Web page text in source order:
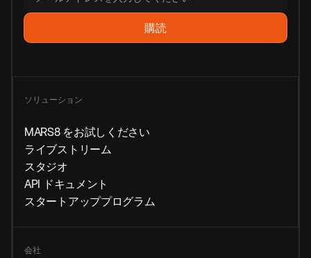
ソリューション
MARS8 をお試しください
ライブストリーム
スタジオ
API ドキュメント
スタートアッププログラム
会社